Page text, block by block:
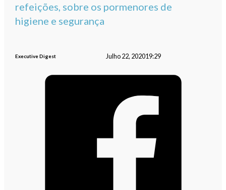
refeições, sobre os pormenores de
higiene e segurança
Executive Digest Julho 22, 202019:29